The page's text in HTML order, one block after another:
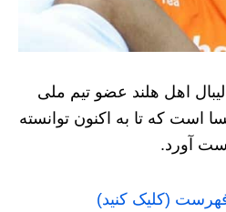
اهل هلند عضو تیم ملی
است که تا به اکنون توانسته
آورد.
(کلیک کنید)